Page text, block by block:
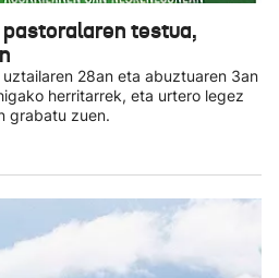
testua,
28an eta abuztuaren 3an
herritarrek, eta urtero legez
grabatu zuen.